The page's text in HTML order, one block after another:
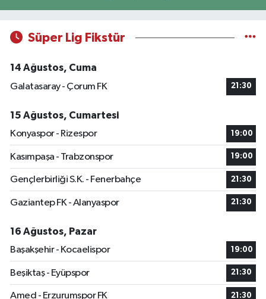
Süper Lig Fikstür
14 Ağustos, Cuma
Galatasaray - Çorum FK
21:30
15 Ağustos, Cumartesi
Konyaspor - Rizespor
19:00
Kasımpaşa - Trabzonspor 19:00
Gençlerbirliği S.K. - Fenerbahçe 21:30
Gaziantep FK - Alanyaspor 21:30
16 Ağustos, Pazar
Başakşehir - Kocaelispor
19:00
Beşiktaş - Eyüpspor 21:30
Amed - Erzurumspor FK 21:30